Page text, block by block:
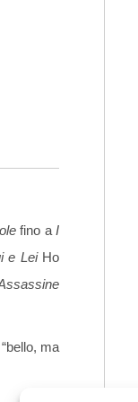
fino aI
e LeiHo
ma